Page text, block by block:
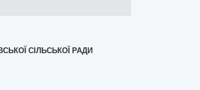
СІЛЬСЬКОЇ РАДИ